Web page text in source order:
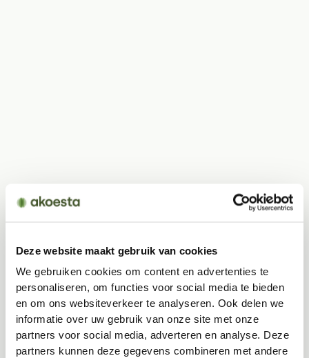
Deze website maakt gebruik van cookies
We gebruiken cookies om content en advertenties te
personaliseren, om functies voor social media te bieden
en om ons websiteverkeer te analyseren. Ook delen we
informatie over uw gebruik van onze site met onze
partners voor social media, adverteren en analyse. Deze
partners kunnen deze gegevens combineren met andere